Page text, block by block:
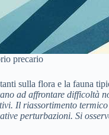
precario
sulla flora e la fauna
ad affrontare difficoltà
Il riassortimento
perturbazioni. Si